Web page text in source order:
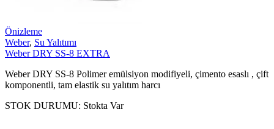
Önizleme
Weber, Su Yalıtımı
Weber DRY SS-8 EXTRA
Weber DRY SS-8 Polimer emülsiyon modifiyeli, çimento esaslı , çift
komponentli, tam elastik su yalıtım harcı
STOK DURUMU: Stokta Var